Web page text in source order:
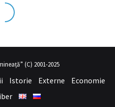
olduğu dışarıdan bakıldığında
(C) 2001-2025
Istorie Externe
Economie